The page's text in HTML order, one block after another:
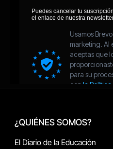
¿QUIÉNES SOMOS?
El Diario de la Educación